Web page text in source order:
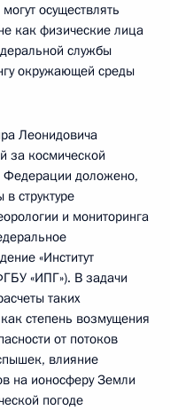
осуществлять
как физические лица
службы
окружающей среды
Леонидовича
за космической
Федерации доложено,
структуре
и мониторинга
«Институт
«ИПГ»). В задачи
таких
степень возмущения
от потоков
влияние
на ионосферу Земли
погоде